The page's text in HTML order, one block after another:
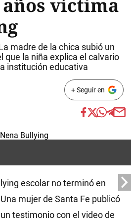
víctima
madre de la chica subió un
que la niña explica el calvario
institución educativa
+ Seguir en
escolar no terminó en
mujer de Santa Fe publicó
testimonio con el video de